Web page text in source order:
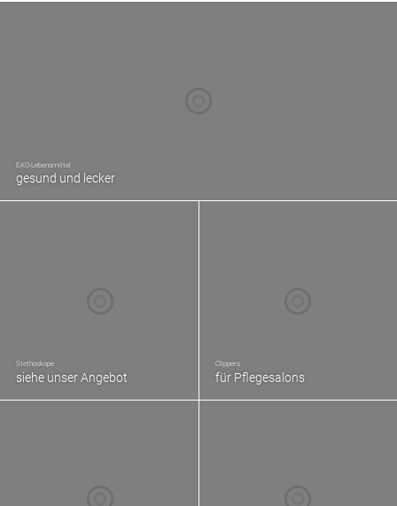
EKO-Lebensmittel
gesund und lecker
Stethoskope
siehe unser Angebot
Clippers
für Pflegesalons